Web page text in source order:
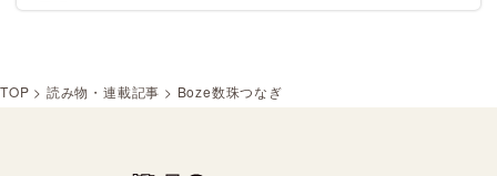
TOP > 読み物・連載記事 > Boze数珠つなぎ